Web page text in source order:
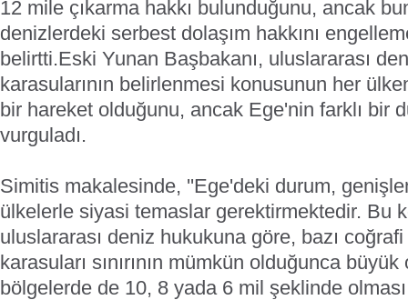
12 mile çıkarma hakkı bulunduğunu, ancak
denizlerdeki serbest dolaşım hakkını
belirtti.Eski Yunan Başbakanı, uluslararası
karasularının belirlenmesi konusunun her
bir hareket olduğunu, ancak Ege'nin farklı bir
vurguladı.
Simitis makalesinde, ''Ege'deki durum,
ülkelerle siyasi temaslar gerektirmektedir. Bu
uluslararası deniz hukukuna göre, bazı
karasuları sınırının mümkün olduğunca büyük
bölgelerde de 10, 8 yada 6 mil şeklinde